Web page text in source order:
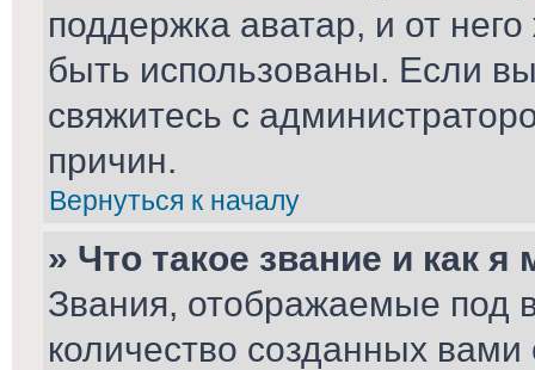
поддержка аватар, и от
быть использованы. Если
свяжитесь с
причин.
Вернуться к началу
» Что такое звание и как я
Звания, отображаемые
количество созданных